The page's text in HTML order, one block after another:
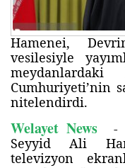
Hamenei,
vesilesiyle
Cumhuriyeti’nin
nitelendirdi.
Welayet News -
Seyyid Ali
televizyon